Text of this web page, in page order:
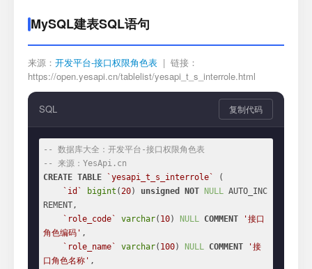
MySQL建表SQL语句
来源： 开发平台-接口权限角色表 | 链接：
https://open.yesapi.cn/tablelist/yesapi_t_s_interrole.html
SQL 复制代码
-- 数据库大全：开发平台-接口权限角色表
-- 来源：YesApi.cn
CREATE TABLE `yesapi_t_s_interrole`
(
`id`
bigint (20) unsigned NOT NULL AUTO_INC
REMENT,
`role_code`
varchar( 10) NULL COMMENT
'接口
角色编码' ,
`role_name`
varchar( 100) NULL COMMENT
'接
口角色名称' ,